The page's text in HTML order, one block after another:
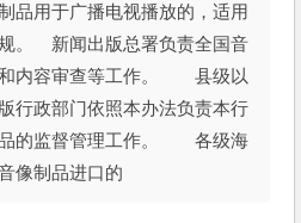
用于广播电视播放的，适用
。 新闻出版总署负责全国音
和内容审查等工作。 县级以
行政部门依照本办法负责本行
品的监督管理工作。 各级海
像制品进口的